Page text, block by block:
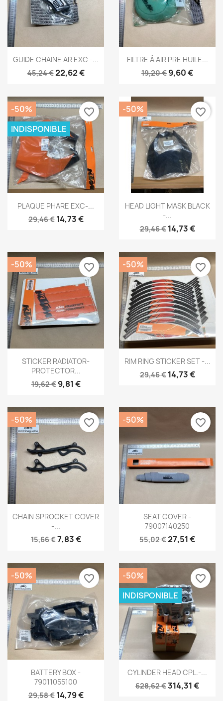
Aperçu rapide
GUIDE CHAINE AR EXC -...
45,24 €22,62 €
Aperçu rapide
FILTRE Á AIR PRE HUILE...
19,20 € 9,60 €
Aperçu rapide
PLAQUE PHARE EXC-...
29,46 € 14,73 €
-50%
INDISPONIBLE
favorite_border
 Aperçu rapide
HEAD LIGHT MASK BLACK
-...
29,46 € 14,73 €
-50% favorite_border
Aperçu rapide
STICKER RADIATOR-
PROTECTOR...
19,62 € 9,81 €
-50% favorite_border
Aperçu rapide
RIM RING STICKER SET -...
29,46 € 14,73 €
-50% favorite_border
 Aperçu rapide
CHAIN SPROCKET COVER
-...
15,66 €7,83 €
-50% favorite_border
Aperçu rapide
SEAT COVER -
79007140250
55,02 €27,51 €
-50% favorite_border
Aperçu rapide
BATTERY BOX -
79011055100
29,58 € 14,79 €
-50% favorite_border
Aperçu rapide
CYLINDER HEAD CPL.-...
628,62 €314,31 €
-50%
INDISPONIBLE
favorite_border